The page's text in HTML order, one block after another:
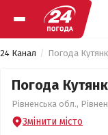
24 Канал Погода
Погода
Рівненська обл.,
Змінити місто